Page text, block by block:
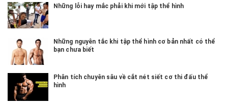
Những lỗi hay mắc phải khi mới tập thể hình
Những nguyên tắc khi tập thể hình cơ bản nhất có thể
bạn chưa biết
Phân tích chuyên sâu về cắt nét siết cơ thi đấu thể
hình